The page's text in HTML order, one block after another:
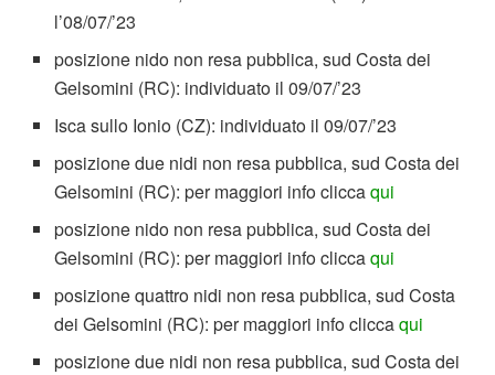
l’08/07/’23
posizione nido non resa pubblica, sud Costa dei
Gelsomini (RC): individuato il 09/07/’23
Isca sullo Ionio (CZ): individuato il 09/07/’23
posizione due nidi non resa pubblica, sud Costa dei
Gelsomini (RC): per maggiori info cliccaqui
posizione nido non resa pubblica, sud Costa dei
Gelsomini (RC): per maggiori info cliccaqui
posizione quattro nidi non resa pubblica, sud Costa
dei Gelsomini (RC): per maggiori info cliccaqui
posizione due nidi non resa pubblica, sud Costa dei